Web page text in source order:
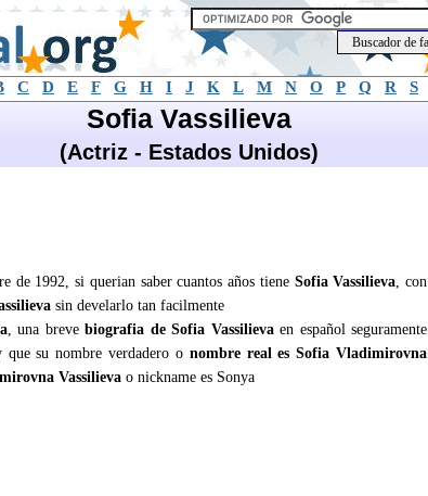
C D E F G H I J K L M N O P Q R S
Sofia Vassilieva
(Actriz - Estados Unidos)
de 1992, si querian saber cuantos años tiene Sofia Vassilieva, con
sin develarlo tan facilmente
, una brevebiografia de Sofia Vassilievaen español seguramente
su nombre verdadero o nombre real es Sofia Vladimirovna
Vassilieva o nickname es Sonya